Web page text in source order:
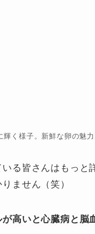
く様子。新鮮な卵の魅
る皆さんはもっ
ません（笑）
が高いと心臓病と脳